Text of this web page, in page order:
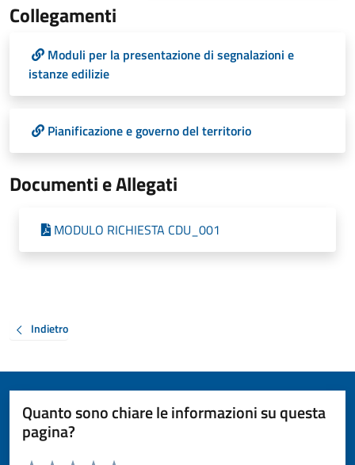
Collegamenti
Moduli per la presentazione di segnalazioni e
istanze edilizie
Pianificazione e governo del territorio
Documenti e Allegati
MODULO RICHIESTA CDU_001
Indietro
Quanto sono chiare le informazioni su questa
pagina?